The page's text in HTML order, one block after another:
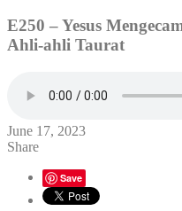
E250 – Yesus
Ahli-ahli Taurat
June 17, 2023
Share
Save